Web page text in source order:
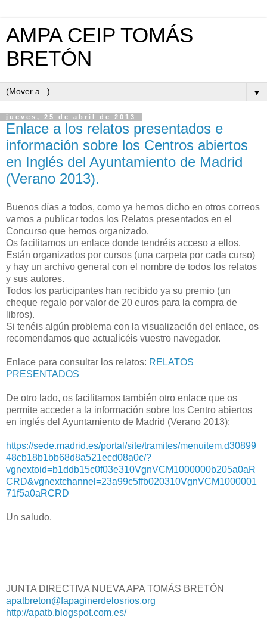
AMPA CEIP TOMÁS
BRETÓN
▼
jueves, 25 de abril de 2013
Enlace a los relatos presentados e
información sobre los Centros abiertos
en Inglés del Ayuntamiento de Madrid
(Verano 2013).
Buenos días a todos, como ya hemos dicho en otros correos
vamos a publicar todos los Relatos presentados en el
Concurso que hemos organizado.
Os facilitamos un enlace donde tendréis acceso a ellos.
Están organizados por cursos (una carpeta por cada curso)
y hay un archivo general con el nombre de todos los relatos
y sus autores.
Todos los participantes han recibido ya su premio (un
cheque regalo por valor de 20 euros para la compra de
libros).
Si tenéis algún problema con la visualización del enlace, os
recomendamos que actualicéis vuestro navegador.
Enlace para consultar los relatos: RELATOS
PRESENTADOS
De otro lado, os facilitamos también otro enlace que os
permite acceder a la información sobre los Centro abiertos
en inglés del Ayuntamiento de Madrid (Verano 2013):
https://sede.madrid.es/portal/site/tramites/menuitem.d30899
48cb18b1bb68d8a521ecd08a0c/?
vgnextoid=b1ddb15c0f03e310VgnVCM1000000b205a0aR
CRD&vgnextchannel=23a99c5ffb020310VgnVCM1000001
71f5a0aRCRD
Un saludo.
JUNTA DIRECTIVA NUEVA APA TOMÁS BRETÓN
apatbreton@fapaginerdelosrios.org
http://apatb.blogspot.com.es/